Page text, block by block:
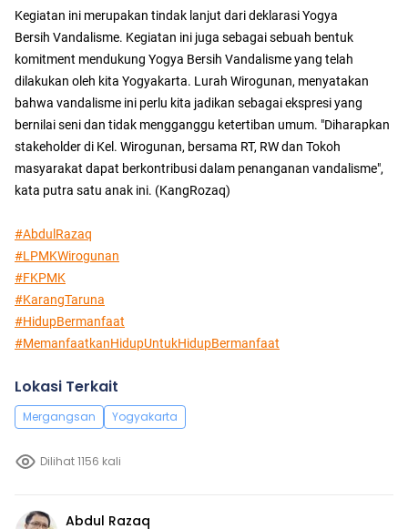
Kegiatan ini merupakan tindak lanjut dari deklarasi Yogya
Bersih Vandalisme. Kegiatan ini juga sebagai sebuah bentuk
komitment mendukung Yogya Bersih Vandalisme yang telah
dilakukan oleh kita Yogyakarta. Lurah Wirogunan, menyatakan
bahwa vandalisme ini perlu kita jadikan sebagai ekspresi yang
bernilai seni dan tidak mengganggu ketertiban umum. "Diharapkan
stakeholder di Kel. Wirogunan, bersama RT, RW dan Tokoh
masyarakat dapat berkontribusi dalam penanganan vandalisme",
kata putra satu anak ini. (KangRozaq)
#AbdulRazaq
#LPMKWirogunan
#FKPMK
#KarangTaruna
#HidupBermanfaat
#MemanfaatkanHidupUntukHidupBermanfaat
Lokasi Terkait
Mergangsan Yogyakarta
Dilihat 1156 kali
Abdul Razaq